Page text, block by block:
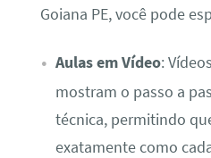
Goiana PE, você pode
Aulas em Vídeo:
mostram o passo a
técnica, permitindo
exatamente como